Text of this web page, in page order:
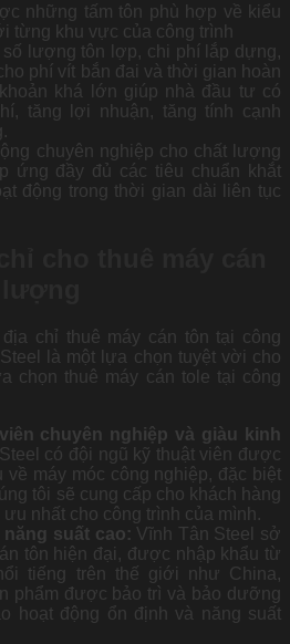
những tấm tôn phù hợp về kiểu
từng khu vực của công trình
lượng tôn lợp, chi phí lắp dựng,
phí vít bắn đai và thời gian hoàn
khá lớn giúp nhà đầu tư có
tăng lợi nhuận, tăng tính cạnh
chuyên nghiệp cho chất lượng
ứng đầy đủ các tiêu chuẩn khắt
động trong thời gian dài liên tục
chỉ thuê máy cán tôn tại công
là một lựa chọn tuyệt vời cho
chọn thuê máy cán tole tại công
chuyên nghiệp và giàu kinh
có đội ngũ kỹ thuật viên được
về máy móc công nghiệp, đặc biệt
tôi sẽ cung cấp cho khách hàng
nhất cho công trình của mình.
năng suất cao: Vĩnh Tân Steel sở
tôn hiện đại, được nhập khẩu từ
tiếng trên thế giới như China,
phẩm được bảo trì và bảo dưỡng
hoạt động ổn định và năng suất